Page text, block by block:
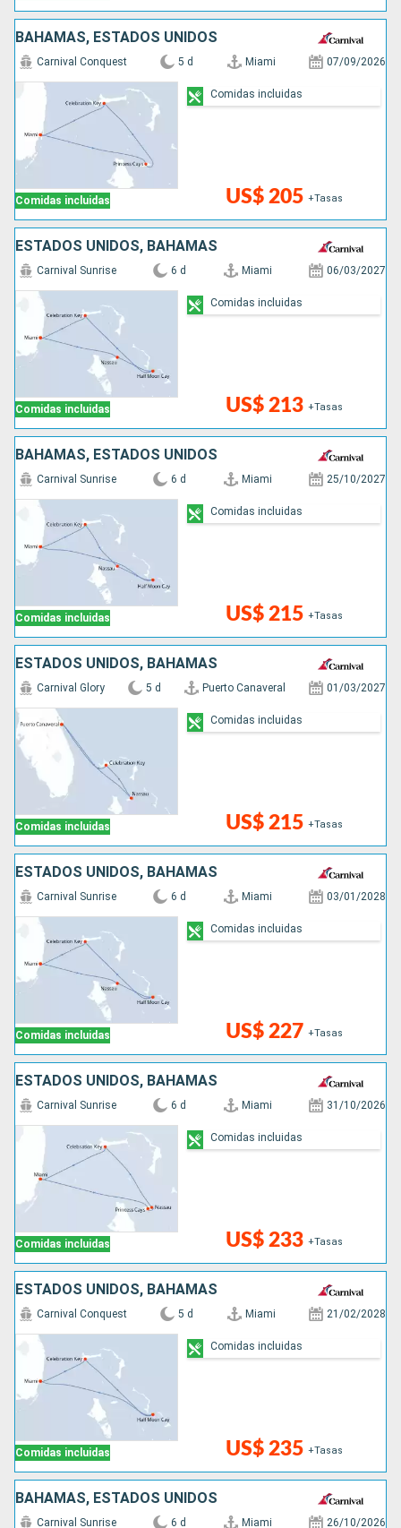
BAHAMAS, ESTADOS UNIDOS
Comidas incluidas
Carnival Conquest 5 d Miami 07/09/2026
US$ 205 +Tasas
Comidas incluidas
ESTADOS UNIDOS, BAHAMAS
Comidas incluidas
Carnival Sunrise 6 d Miami 06/03/2027
US$ 213 +Tasas
Comidas incluidas
BAHAMAS, ESTADOS UNIDOS
Comidas incluidas
Carnival Sunrise 6 d Miami 25/10/2027
US$ 215 +Tasas
Comidas incluidas
ESTADOS UNIDOS, BAHAMAS
Comidas incluidas
Carnival Glory 5 d Puerto Canaveral 01/03/2027
US$ 215 +Tasas
Comidas incluidas
ESTADOS UNIDOS, BAHAMAS
Comidas incluidas
Carnival Sunrise 6 d Miami 03/01/2028
US$ 227 +Tasas
Comidas incluidas
ESTADOS UNIDOS, BAHAMAS
Comidas incluidas
Carnival Sunrise 6 d Miami 31/10/2026
US$ 233 +Tasas
Comidas incluidas
ESTADOS UNIDOS, BAHAMAS
Comidas incluidas
Carnival Conquest 5 d Miami 21/02/2028
US$ 235 +Tasas
Comidas incluidas
BAHAMAS, ESTADOS UNIDOS
Carnival Sunrise 6 d Miami 26/10/2026